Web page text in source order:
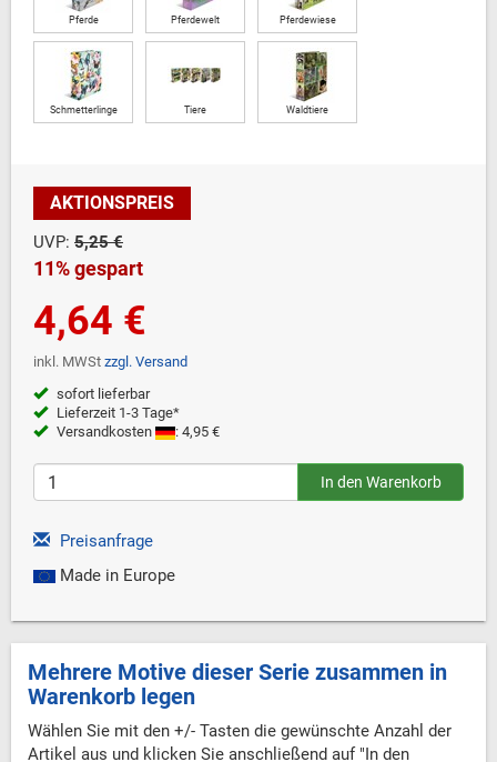
Pferde Pferdewelt Pferdewiese
Schmetterlinge Tiere Waldtiere
AKTIONSPREIS
UVP: 5,25 €
11% gespart
4,64 €
inkl. MWSt zzgl. Versand
sofort lieferbar
Lieferzeit 1-3 Tage*
Versandkosten
: 4,95 €
Preisanfrage
Made in Europe
Mehrere Motive dieser Serie zusammen in
Warenkorb legen
Wählen Sie mit den +/- Tasten die gewünschte Anzahl der
Artikel aus und klicken Sie anschließend auf "In den